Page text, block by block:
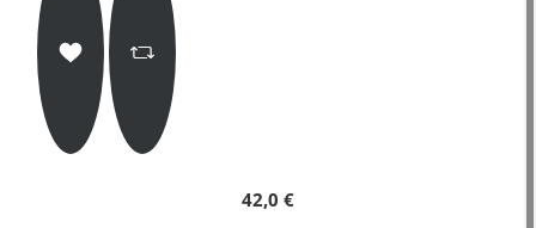
42,0 €